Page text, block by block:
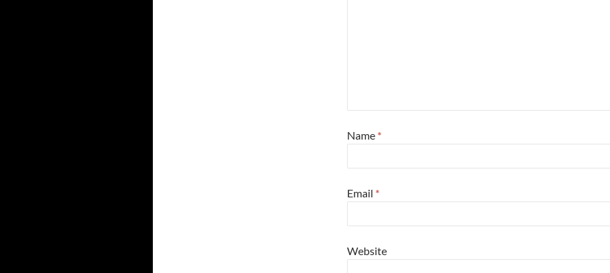
Name *
Email *
Website